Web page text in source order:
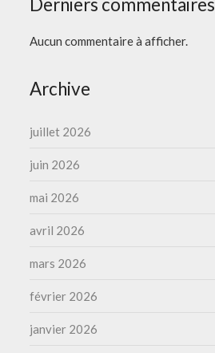
Aucun commentaire à afficher.
Archive
juillet 2026
juin 2026
mai 2026
avril 2026
mars 2026
février 2026
janvier 2026